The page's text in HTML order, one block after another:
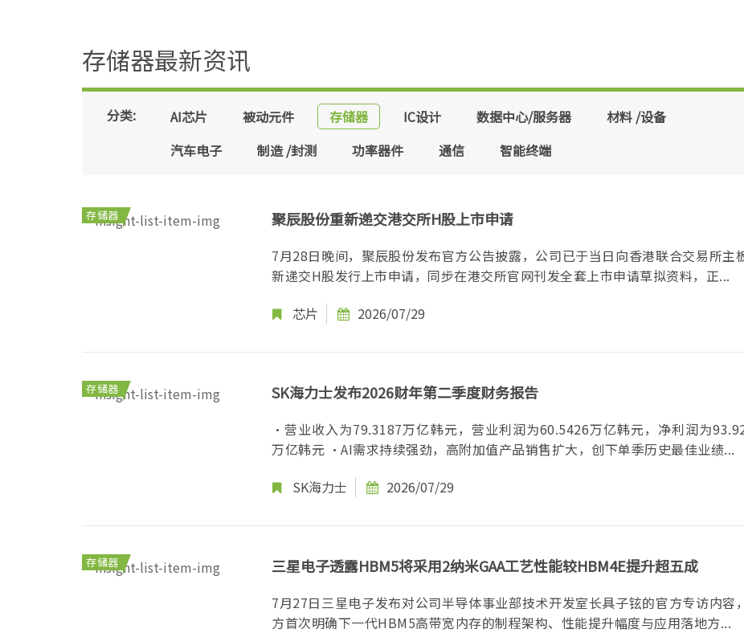
存储器最新资讯
分类: AI芯片 被动元件 存储器 IC设计 数据中心/服务器
材料 /设备
汽车电子
制造 /封测 功率器件 通信 智能终端
存储器 聚辰股份重新递交港交所H股上市申请
7月28日晚间，聚辰股份发布官方公告披露，公司已于当日向香港联合交易所主
新递交H股发行上市申请，同步在港交所官网刊发全套上市申请草拟资料，正...
芯片
2026/07/29
存储器 SK海力士发布2026财年第二季度财务报告
·营业收入为79.3187万亿韩元，营业利润为60.5426万亿韩元，净利润为
万亿韩元 ·AI需求持续强劲，高附加值产品销售扩大，创下单季历史最佳业绩...
SK海力士
2026/07/29
存储器 三星电子透露HBM5将采用2纳米GAA工艺性能较HBM4E提升超五成
7月27日三星电子发布对公司半导体事业部技术开发室长具子铉的官方专访内容
方首次明确下一代HBM5高带宽内存的制程架构、性能提升幅度与应用落地方...